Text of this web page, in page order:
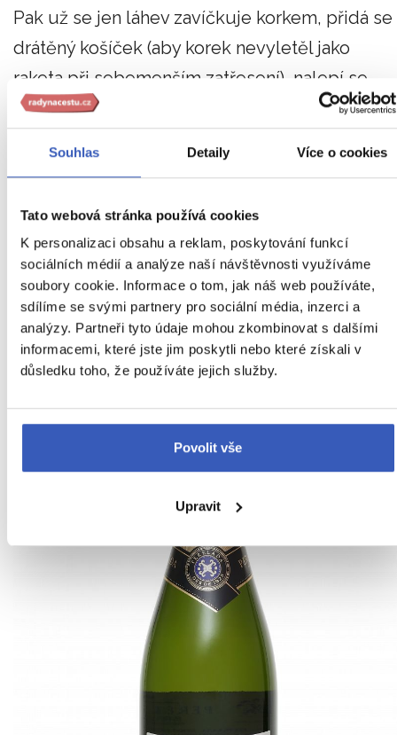
Souhlas Detaily Více o cookies
Tato webová stránka používá cookies
K personalizaci obsahu a reklam, poskytování funkcí
sociálních médií a analýze naší návštěvnosti využíváme
soubory cookie. Informace o tom, jak náš web používáte,
sdílíme se svými partnery pro sociální média, inzerci a
analýzy. Partneři tyto údaje mohou zkombinovat s dalšími
informacemi, které jste jim poskytli nebo které získali v
důsledku toho, že používáte jejich služby.
Povolit vše
Upravit
Pak už se jen láhev zavíčkuje korkem, přidá se
drátěný košíček (aby korek nevyletěl jako
raketa při sebemenším zatřesení), nalepí se
etiketa aCava je připravena vyrazit do
Jak se Katalánci inspirovali ve
Francii